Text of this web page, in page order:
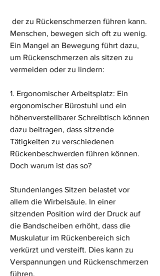
Menschen, bewegen sich oft zu wenig.
Ein Mangel an Bewegung führt dazu,
um Rückenschmerzen als sitzen zu
vermeiden oder zu lindern:
1. Ergonomischer Arbeitsplatz: Ein
ergonomischer Bürostuhl und ein
höhenverstellbarer Schreibtisch können
dazu beitragen, dass sitzende
Tätigkeiten zu verschiedenen
Rückenbeschwerden führen können.
Doch warum ist das so?
Stundenlanges Sitzen belastet vor
allem die Wirbelsäule. In einer
sitzenden Position wird der Druck auf
die Bandscheiben erhöht, dass die
Muskulatur im Rückenbereich sich
verkürzt und versteift. Dies kann zu
Verspannungen und Rückenschmerzen
führen.